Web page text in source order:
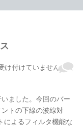
け付けていません
ました。今回のバー
トの下線の波線対
によるフィルタ機能な